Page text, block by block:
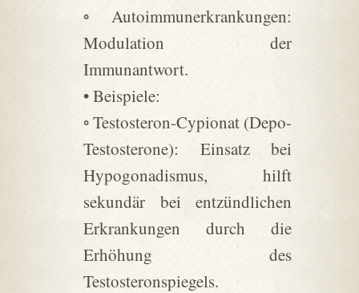
◦ Autoimmunerkrankungen:
Modulation der
Immunantwort.
• Beispiele:
◦ Testosteron-Cypionat (Depo-
Testosterone): Einsatz bei
Hypogonadismus, hilft
sekundär bei entzündlichen
Erkrankungen durch die
Erhöhung des
Testosteronspiegels.